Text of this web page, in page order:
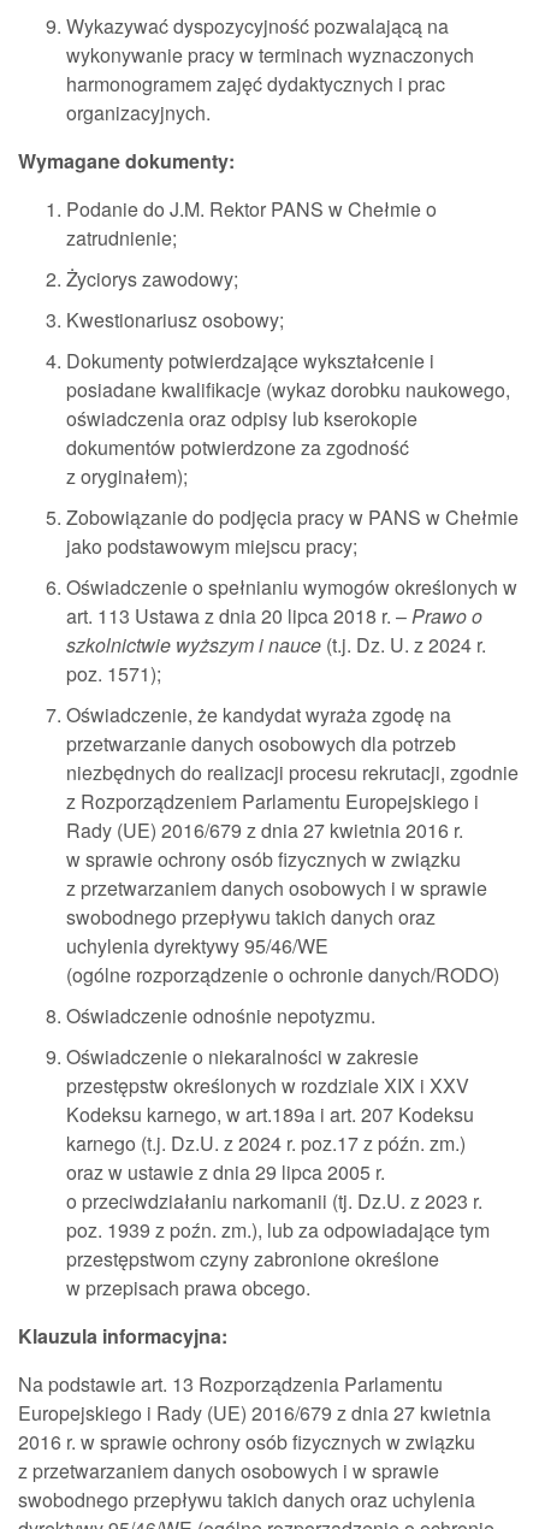
Wykazywać dyspozycyjność pozwalającą na
wykonywanie pracy w terminach wyznaczonych
harmonogramem zajęć dydaktycznych i prac
organizacyjnych.
Wymagane dokumenty:
Podanie do J.M. Rektor PANS w Chełmie o
zatrudnienie;
Życiorys zawodowy;
Kwestionariusz osobowy;
Dokumenty potwierdzające wykształcenie i
posiadane kwalifikacje (wykaz dorobku naukowego,
oświadczenia oraz odpisy lub kserokopie
dokumentów potwierdzone za zgodność
z oryginałem);
Zobowiązanie do podjęcia pracy w PANS w Chełmie
jako podstawowym miejscu pracy;
Oświadczenie o spełnianiu wymogów określonych w
art. 113 Ustawa z dnia 20 lipca 2018 r. –Prawo o
szkolnictwie wyższym i nauce (t.j. Dz. U. z 2024 r.
poz. 1571);
Oświadczenie, że kandydat wyraża zgodę na
przetwarzanie danych osobowych dla potrzeb
niezbędnych do realizacji procesu rekrutacji, zgodnie
z Rozporządzeniem Parlamentu Europejskiego i
Rady (UE) 2016/679 z dnia 27 kwietnia 2016 r.
w sprawie ochrony osób fizycznych w związku
z przetwarzaniem danych osobowych i w sprawie
swobodnego przepływu takich danych oraz
uchylenia dyrektywy 95/46/WE
(ogólne rozporządzenie o ochronie danych/RODO)
Oświadczenie odnośnie nepotyzmu.
Oświadczenie o niekaralności w zakresie
przestępstw określonych w rozdziale XIX i XXV
Kodeksu karnego, w art.189a i art. 207 Kodeksu
karnego (t.j. Dz.U. z 2024 r. poz.17 z późn. zm.)
oraz w ustawie z dnia 29 lipca 2005 r.
o przeciwdziałaniu narkomanii (tj. Dz.U. z 2023 r.
poz. 1939 z poźn. zm.), lub za odpowiadające tym
przestępstwom czyny zabronione określone
w przepisach prawa obcego.
Klauzula informacyjna:
Na podstawie art. 13 Rozporządzenia Parlamentu
Europejskiego i Rady (UE) 2016/679 z dnia 27 kwietnia
2016 r. w sprawie ochrony osób fizycznych w związku
z przetwarzaniem danych osobowych i w sprawie
swobodnego przepływu takich danych oraz uchylenia